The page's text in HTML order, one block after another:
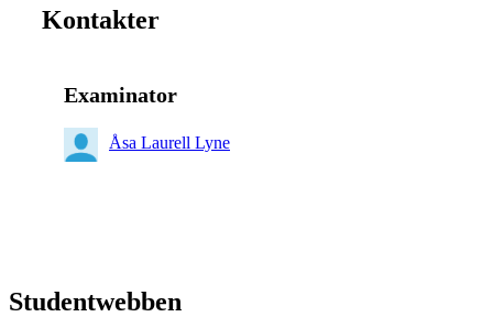
Kontakter
Examinator
Åsa Laurell Lyne
Studentwebben